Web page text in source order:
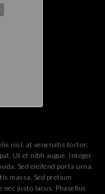
nisl, at venenatis tortor.
Ut et nibh augue. Integer
Sed eleifend porta urna.
massa. Sed pretium
justo lacus. Phasellus